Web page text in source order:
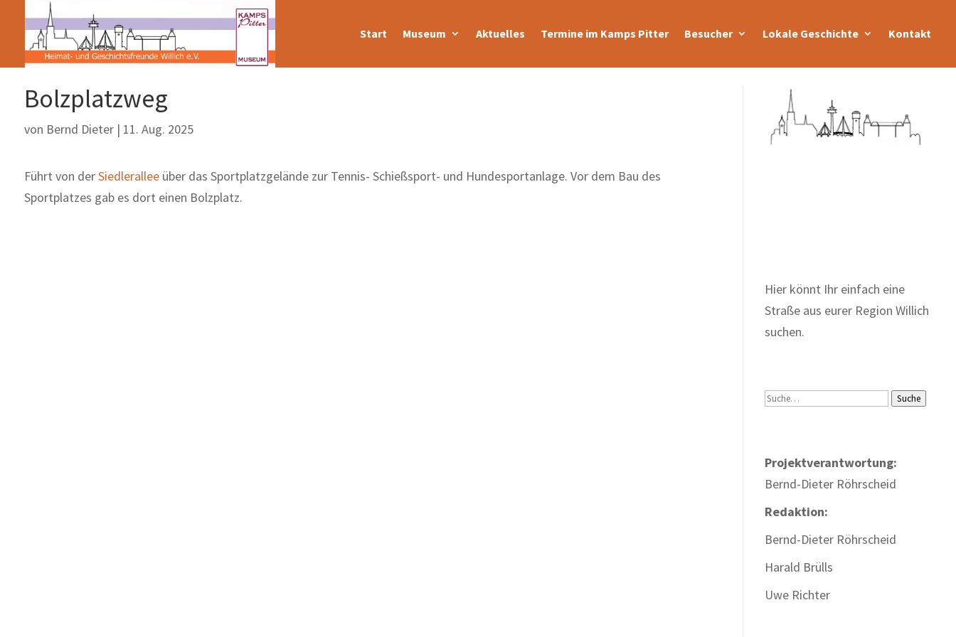
Start Museum Aktuelles Termine im Kamps Pitter Besucher Lokale Geschichte Kontakt
Bolzplatzweg
von Bernd Dieter| 11. Aug. 2025
Führt von derSiedleralleeüber das Sportplatzgelände zur Tennis- Schießsport- und Hundesportanlage. Vor dem Bau des
Sportplatzes gab es dort einen Bolzplatz.
Hier könnt Ihr einfach eine
Straße aus eurer Region Willich
suchen.
Suche Suche
Projektverantwortung:
Bernd-Dieter Röhrscheid
Redaktion:
Bernd-Dieter Röhrscheid
Harald Brülls
Uwe Richter